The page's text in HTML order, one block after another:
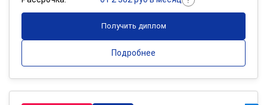
Получить диплом
Подробнее